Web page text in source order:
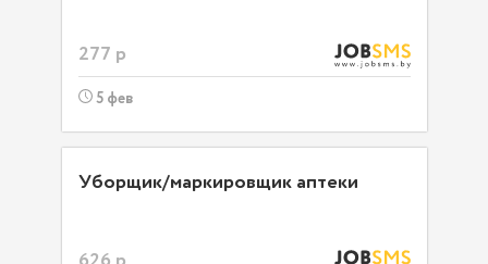
277 р
5 фев
Уборщик/маркировщик аптеки